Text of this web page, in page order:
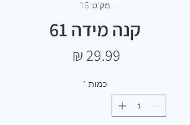
מק"ט: 15
קנה מידה 61
כמות *